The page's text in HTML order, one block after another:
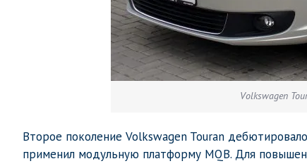
Volkswagen
Второе поколение Volkswagen Touran
применил модульную платформу MQB. Для